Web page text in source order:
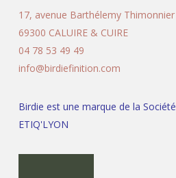
17, avenue Barthélemy Thimonnier
69300 CALUIRE & CUIRE
04 78 53 49 49
info@birdiefinition.com
Birdie est une marque de la Société
ETIQ'LYON